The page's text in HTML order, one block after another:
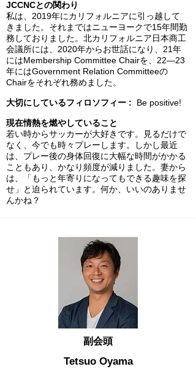
JCCNCとの関わり
私は、2019年にカリフォルニアに引っ越して
きました。それまではニューヨークで15年間勤
務しておりました。北カリフォルニア日本商工
会議所には、2020年からお世話になり、21年
にはMembership Committee Chairを、22―23
年にはGovernment Relation Committeeの
Chairをそれぞれ務めました。
大切にしているフィロソフィー : Be positive!
現在情熱を燃やしていること
若い時からサッカーが大好きです。見るだけで
なく、今でも時々プレーします。しかし最近
は、プレー後の身体回復に大幅な時間がかかる
こともあり、かなり頻度が減りました。妻から
は、「もっと年寄りになってもできる趣味を探
せ」と迫られています。何か、いいのありませ
んかね？
副会頭
Tetsuo Oyama